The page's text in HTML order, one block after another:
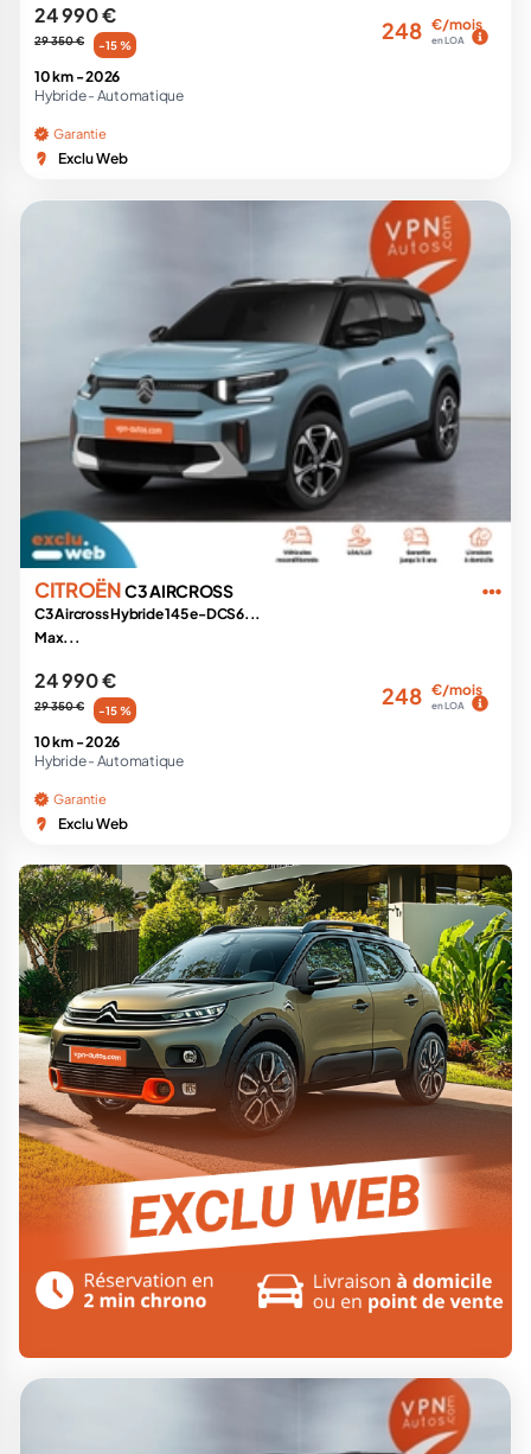
24 990 €
29 350 € -15 %
248 €/mois
en LOA
10 km -2026
Hybride - Automatique
Garantie
Exclu Web
CITROËNC3 AIRCROSS
C3 Aircross Hybride 145 e-DCS6...
Max...
24 990 €
29 350 € -15 %
248 €/mois
en LOA
10 km -2026
Hybride - Automatique
Garantie
Exclu Web